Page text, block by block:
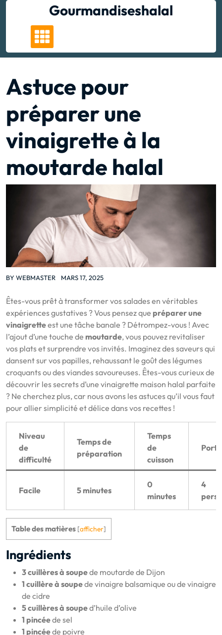
Gourmandiseshalal
Astuce pour
préparer une
vinaigrette à la
moutarde halal
BY WEBMASTER MARS 17, 2025
Êtes-vous prêt à transformer vos salades en véritables
expériences gustatives ? Vous pensez que préparer une
vinaigretteest une tâche banale ? Détrompez-vous ! Avec
l’ajout d’une touche de moutarde, vous pouvez revitaliser
vos plats et surprendre vos invités. Imaginez des saveurs qui
dansent sur vos papilles, rehaussant le goût des légumes
croquants ou des viandes savoureuses. Êtes-vous curieux de
découvrir les secrets d’une vinaigrette maison halal parfaite
? Ne cherchez plus, car nous avons les astuces qu’il vous faut
pour allier simplicité et délice dans vos recettes !
Niveau
de
difficulté
Temps de
préparation
Temps
de
cuisson
Facile 5 minutes
0
minutes
4
Table des matières [afficher]
Ingrédients
3 cuillères à soupede moutarde de Dijon
1 cuillère à soupede vinaigre balsamique ou de vinaigre
de cidre
5 cuillères à souped’huile d’olive
1 pincéede sel
1 pincéede poivre